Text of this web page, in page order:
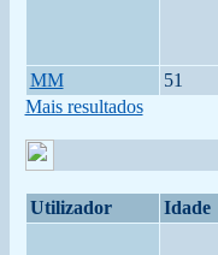
MM
51
Mais resultados
Utilizador Idade